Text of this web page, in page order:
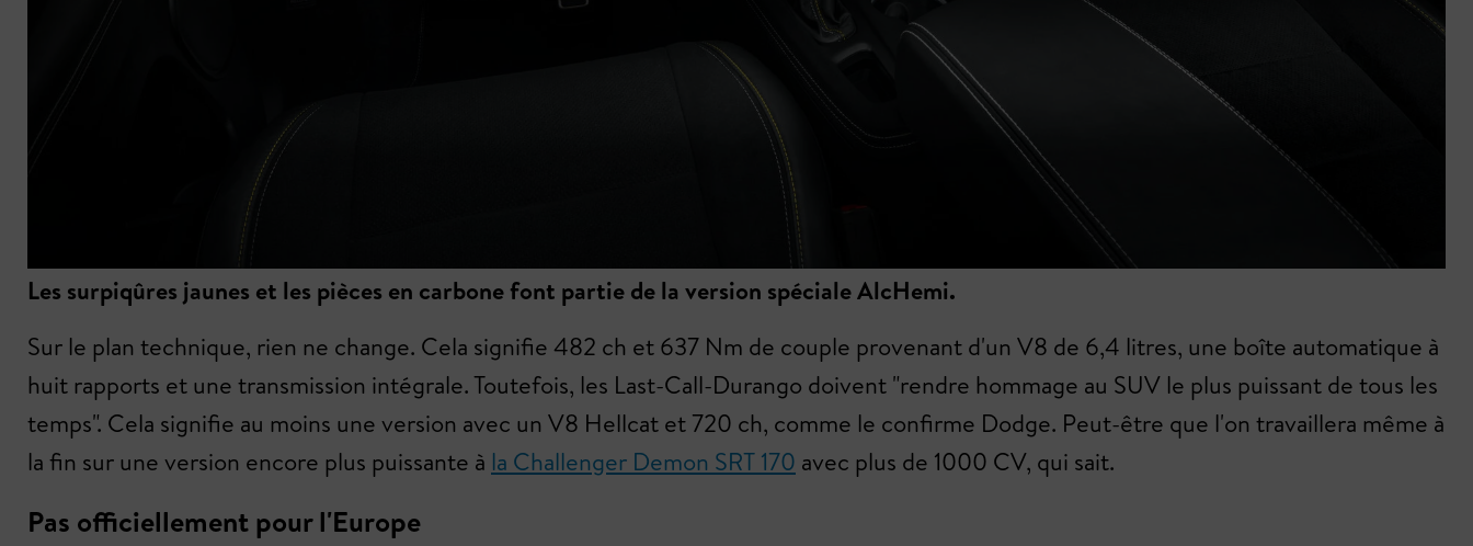
Les surpiqûres jaunes et les pièces en carbone font partie de la version spéciale AlcHemi.
Sur le plan technique, rien ne change. Cela signifie 482 ch et 637 Nm de couple provenant d'un V8 de 6,4 litres, une boîte automatique à
huit rapports et une transmission intégrale. Toutefois, les Last-Call-Durango doivent "rendre hommage au SUV le plus puissant de tous les
temps". Cela signifie au moins une version avec un V8 Hellcat et 720 ch, comme le confirme Dodge. Peut-être que l'on travaillera même à
la fin sur une version encore plus puissante à la Challenger Demon SRT 170 avec plus de 1000 CV, qui sait.
Pas officiellement pour l'Europe